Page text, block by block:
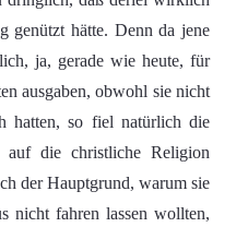
genützt hätte. Denn da jene
ja, gerade wie heute, für
ausgaben, obwohl sie nicht
hatten, so fiel natürlich die
auf die christliche Religion
der Hauptgrund, warum sie
nicht fahren lassen wollten,